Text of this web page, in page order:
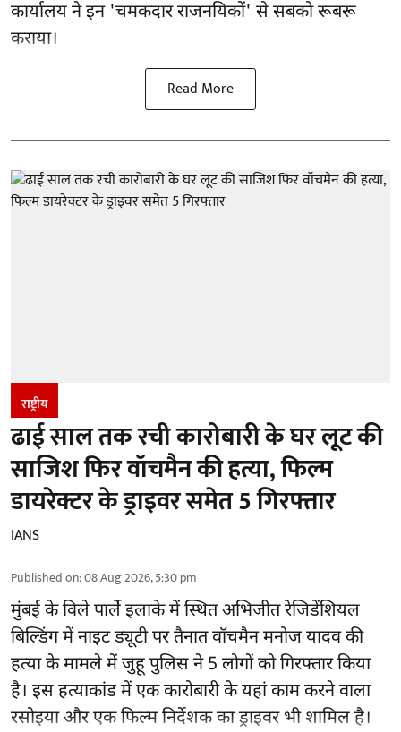
कार्यालय ने इन 'चमकदार राजनयिकों' से सबको रूबरू
कराया।
Read More
राष्ट्रीय
ढाई साल तक रची कारोबारी के घर लूट की
साजिश फिर वॉचमैन की हत्या, फिल्म
डायरेक्टर के ड्राइवर समेत 5 गिरफ्तार
IANS
Published on:08 Aug 2026, 5:30 pm
मुंबई के विले पार्ले इलाके में स्थित अभिजीत रेजिडेंशियल
बिल्डिंग में नाइट ड्यूटी पर तैनात वॉचमैन मनोज यादव की
हत्या के मामले में जुहू पुलिस ने 5 लोगों को गिरफ्तार किया
है। इस हत्याकांड में एक कारोबारी के यहां काम करने वाला
रसोइया और एक फिल्म निर्देशक का ड्राइवर भी शामिल है।